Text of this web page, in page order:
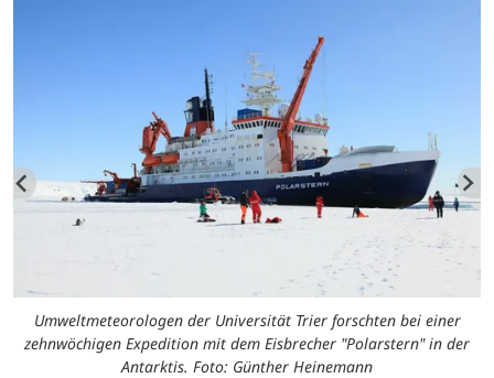
Umweltmeteorologen der Universität Trier forschten bei einer
zehnwöchigen Expedition mit dem Eisbrecher "Polarstern" in der
Antarktis. Foto: Günther Heinemann